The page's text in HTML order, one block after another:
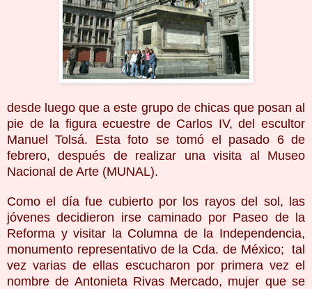
desde luego que a este grupo de chicas que posan al
pie de la figura ecuestre de Carlos IV, del escultor
Manuel Tolsá. Esta foto se tomó el pasado 6 de
febrero, después de realizar una visita al Museo
Nacional de Arte (MUNAL).
Como el día fue cubierto por los rayos del sol, las
jóvenes decidieron irse caminado por Paseo de la
Reforma y visitar la Columna de la Independencia,
monumento representativo de la Cda. de México; tal
vez varias de ellas escucharon por primera vez el
nombre de Antonieta Rivas Mercado, mujer que se